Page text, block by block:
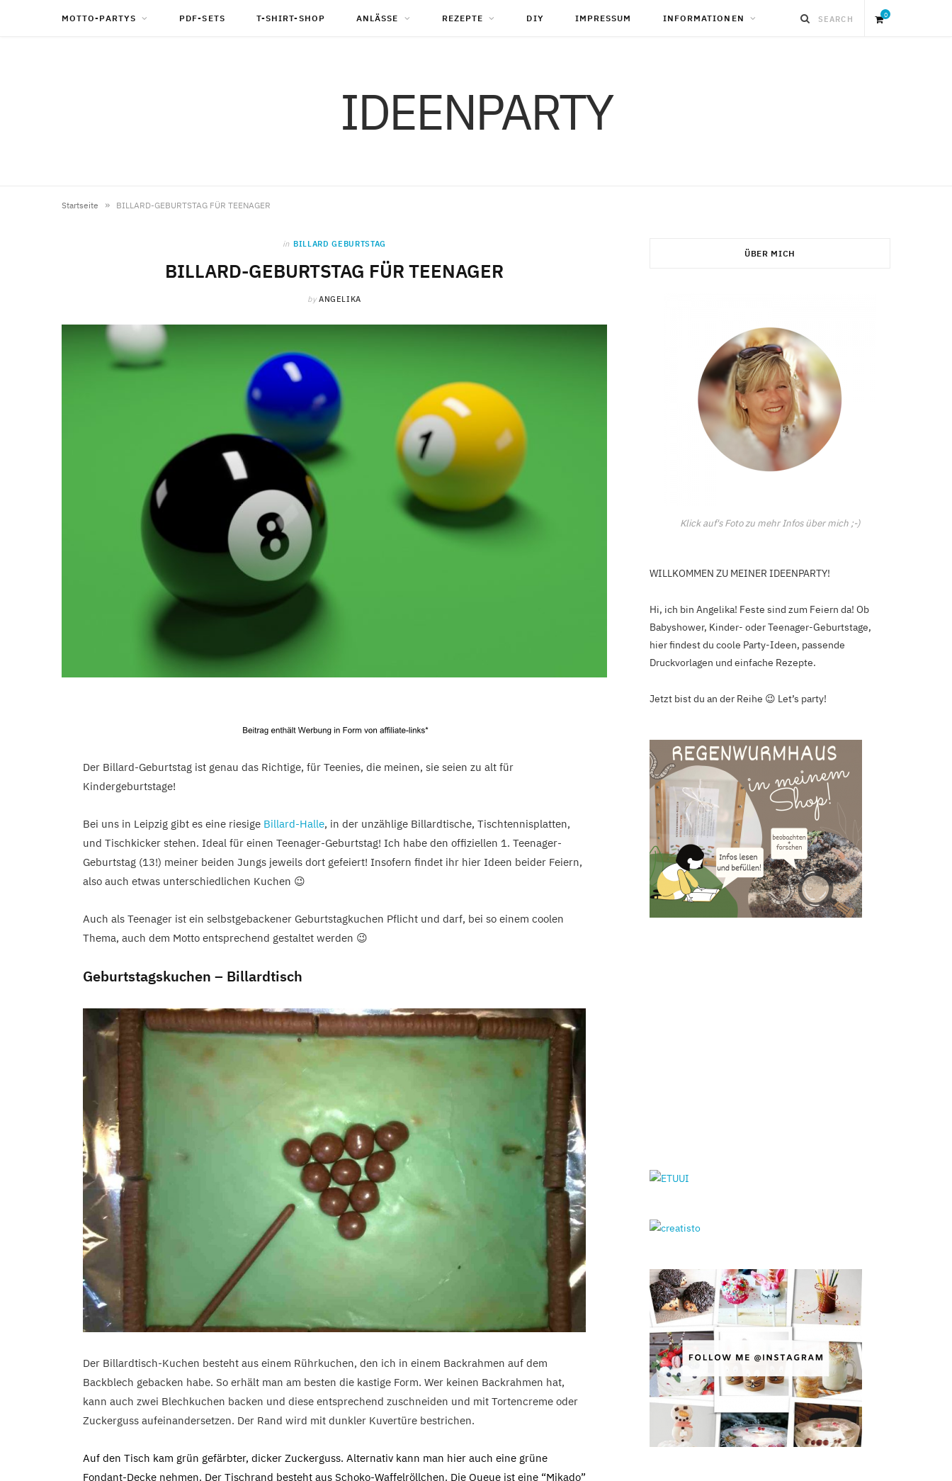
MOTTO-PARTYS PDF-SETS T-SHIRT-SHOP ANLÄSSE REZEPTE DIY IMPRESSUM INFORMATIONEN 0
IDEENPARTY
Startseite » BILLARD-GEBURTSTAG FÜR TEENAGER
in BILLARD GEBURTSTAG
BILLARD-GEBURTSTAG FÜR TEENAGER
by ANGELIKA
Der Billard-Geburtstag ist genau das Richtige, für Teenies, die meinen, sie seien zu alt für
Kindergeburtstage!
Bei uns in Leipzig gibt es eine riesigeBillard-Halle, in der unzählige Billardtische, Tischtennisplatten,
und Tischkicker stehen. Ideal für einen Teenager-Geburtstag! Ich habe den offiziellen 1. Teenager-
Geburtstag (13!) meiner beiden Jungs jeweils dort gefeiert! Insofern findet ihr hier Ideen beider Feiern,
also auch etwas unterschiedlichen Kuchen 😉
Auch als Teenager ist ein selbstgebackener Geburtstagkuchen Pflicht und darf, bei so einem coolen
Thema, auch dem Motto entsprechend gestaltet werden 😉
Geburtstagskuchen – Billardtisch
Der Billardtisch-Kuchen besteht aus einem Rührkuchen, den ich in einem Backrahmen auf dem
Backblech gebacken habe. So erhält man am besten die kastige Form. Wer keinen Backrahmen hat,
kann auch zwei Blechkuchen backen und diese entsprechend zuschneiden und mit Tortencreme oder
Zuckerguss aufeinandersetzen. ​Der Rand wird mit dunkler Kuvertüre bestrichen.
Auf den Tisch kam grün gefärbter, dicker Zuckerguss. Alternativ kann man hier auch eine grüne
Fondant-Decke nehmen. Der Tischrand besteht aus Schoko-Waffelröllchen. Die Queue ist eine “Mikado”
ÜBER MICH
Klick auf's Foto zu mehr Infos über mich ;-)
WILLKOMMEN ZU MEINER IDEENPARTY!
Hi, ich bin Angelika! Feste sind zum Feiern da! Ob
Babyshower, Kinder- oder Teenager-Geburtstage,
hier findest du coole Party-Ideen, passende
Druckvorlagen und einfache Rezepte.
Jetzt bist du an der Reihe 😉 Let’s party!